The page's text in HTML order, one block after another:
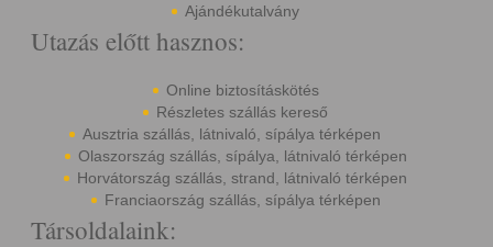
Ajándékutalvány
Utazás előtt hasznos:
Online biztosításkötés
Részletes szállás kereső
Ausztria szállás, látnivaló, sípálya térképen
Olaszország szállás, sípálya, látnivaló térképen
Horvátország szállás, strand, látnivaló térképen
Franciaország szállás, sípálya térképen
Társoldalaink: